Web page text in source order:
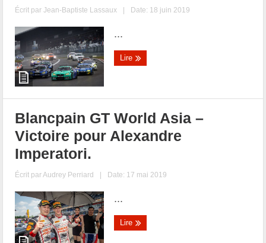
Écrit parJean-Baptiste Lassaux | Date: 18 juin 2019
...
Lire
Blancpain GT World Asia –
Victoire pour Alexandre
Imperatori.
Écrit parAudrey Perriard | Date: 17 mai 2019
...
Lire